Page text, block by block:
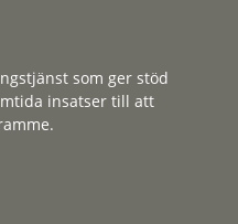
som ger stöd
insatser till att